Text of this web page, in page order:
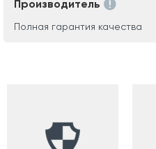
Производитель
Полная гарантия качества